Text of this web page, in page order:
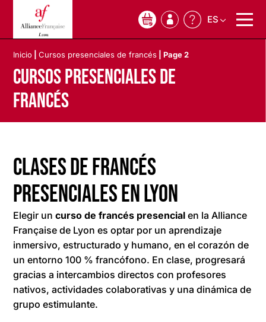
0 ES
Inicio |Cursos presenciales de francés |Page 2
Cursos presenciales de
francés
Clases de francés
presenciales en Lyon
Elegir uncurso de francés presencial en la Alliance
Française de Lyon es optar por un aprendizaje
inmersivo, estructurado y humano, en el corazón de
un entorno 100 % francófono. En clase, progresará
gracias a intercambios directos con profesores
nativos, actividades colaborativas y una dinámica de
grupo estimulante.